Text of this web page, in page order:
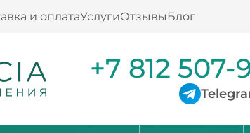
и оплатаУслугиОтзывы Блог
+7 812 507-